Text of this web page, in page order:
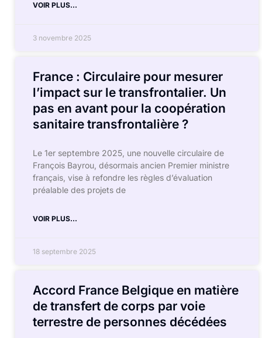
VOIR PLUS...
3 novembre 2025
France : Circulaire pour mesurer
l’impact sur le transfrontalier. Un
pas en avant pour la coopération
sanitaire transfrontalière ?
Le 1er septembre 2025, une nouvelle circulaire de
François Bayrou, désormais ancien Premier ministre
français, vise à refondre les règles d’évaluation
préalable des projets de
VOIR PLUS...
18 septembre 2025
Accord France Belgique en matière
de transfert de corps par voie
terrestre de personnes décédées